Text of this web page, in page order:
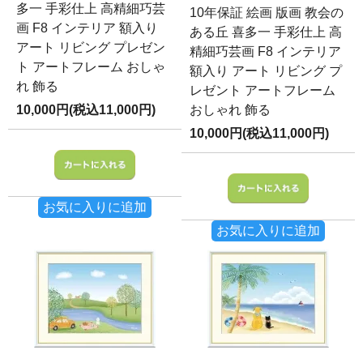
多一 手彩仕上 高精細巧芸
画 F8 インテリア 額入り
アート リビング プレゼン
ト アートフレーム おしゃ
れ 飾る
10,000円(税込11,000円)
お気に入りに追加
10年保証 絵画 版画 教会の
ある丘 喜多一 手彩仕上 高
精細巧芸画 F8 インテリア
額入り アート リビング プ
レゼント アートフレーム
おしゃれ 飾る
10,000円(税込11,000円)
お気に入りに追加